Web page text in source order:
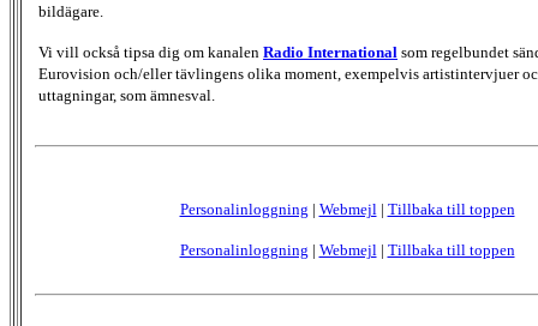
bildägare.
Vi vill också tipsa dig om kanalen Radio International som regelbundet
Eurovision och/eller tävlingens olika moment, exempelvis artistintervjuer
uttagningar, som ämnesval.
Personalinloggning | Webmejl | Tillbaka till toppen
Personalinloggning | Webmejl | Tillbaka till toppen